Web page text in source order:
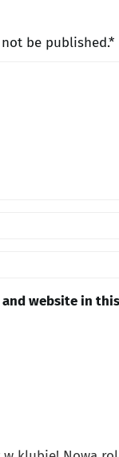
be published.*
and website in